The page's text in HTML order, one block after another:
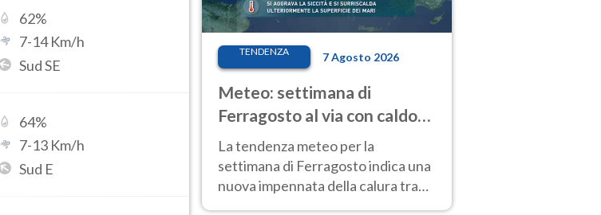
62%
7-14Km/h
Sud SE
64%
7-13 Km/h
Sud E
TENDENZA 7 Agosto 2026
Meteo: settimana di
Ferragosto al via con caldo
intenso e qualche temporale
La tendenza meteo per la
settimana di Ferragosto indica una
nuova impennata della calura tra